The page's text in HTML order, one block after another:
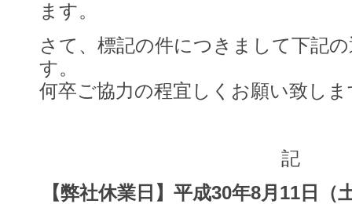
ます。
さて、標記の件につきまして下記
す。
何卒ご協力の程宜しくお願い致しま
記
【弊社休業日】 平成30年8月11日（